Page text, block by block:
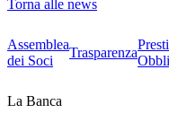
Torna alle news
Assemblea
dei Soci
Trasparenza
La Banca